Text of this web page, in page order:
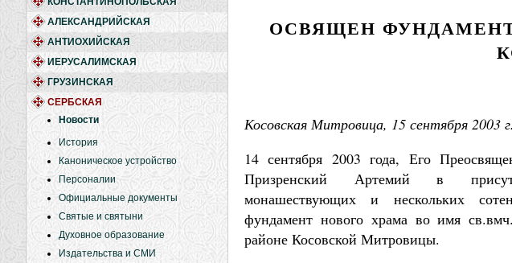
АЛЕКСАНДРИЙСКАЯ
АНТИОХИЙСКАЯ
ИЕРУСАЛИМСКАЯ
ГРУЗИНСКАЯ
СЕРБСКАЯ
Новости
История
Каноническое устройство
Персоналии
Официальные документы
Святые и святыни
Духовное образование
Издательства и СМИ
ОСВЯЩЕН
Косовская Митровица, 15 сентября 2003 г.
14 сентября 2003 года, Его
Призренский Артемий в
монашествующих и нескольких
фундамент нового храма во имя
районе Косовской Митровицы.